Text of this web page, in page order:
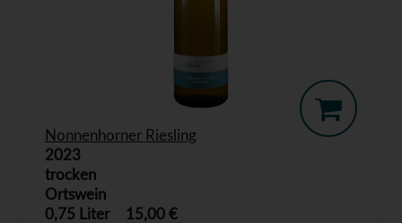
Nonnenhorner Riesling
2023
trocken
Ortswein
0,75 Liter
15,00 €